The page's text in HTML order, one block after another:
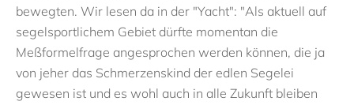
bewegten. Wir lesen da in der "Yacht": "Als aktuell auf
segelsportlichem Gebiet dürfte momentan die
Meßformelfrage angesprochen werden können, die ja
von jeher das Schmerzenskind der edlen Segelei
gewesen ist und es wohl auch in alle Zukunft bleiben